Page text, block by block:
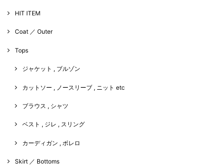
HIT ITEM
Coat ／ Outer
Tops
ジャケット , ブルゾン
カットソー , ノースリーブ , ニット etc
ブラウス , シャツ
ベスト , ジレ , スリング
カーディガン , ボレロ
Skirt ／ Bottoms